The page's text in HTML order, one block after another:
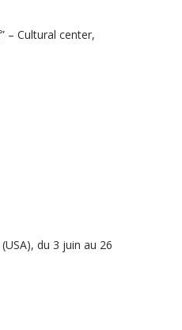
– Cultural center,
du 3 juin au 26